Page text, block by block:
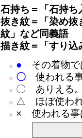
石持ち＝「石持ち
抜き紋＝「染め抜
紋」など同義語
描き紋＝「すり込
● その着物で
〇 使われる
〇 ありえる
△ ほぼ使わ
× 使われる事